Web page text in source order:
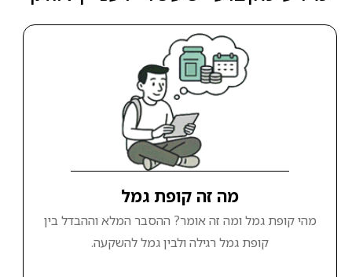
מה זה קופת גמל
מהי קופת גמל ומה זה אומר? ההסבר המלא וההבדל בין
קופת גמל רגילה ולבין גמל להשקעה.